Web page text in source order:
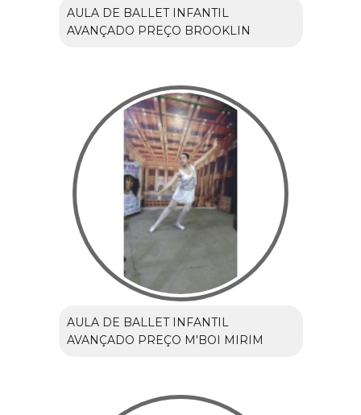
AULA DE BALLET INFANTIL
AVANÇADO PREÇO BROOKLIN
AULA DE BALLET INFANTIL
AVANÇADO PREÇO M'BOI MIRIM